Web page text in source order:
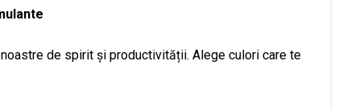
de spirit și productivității. Alege culori care te